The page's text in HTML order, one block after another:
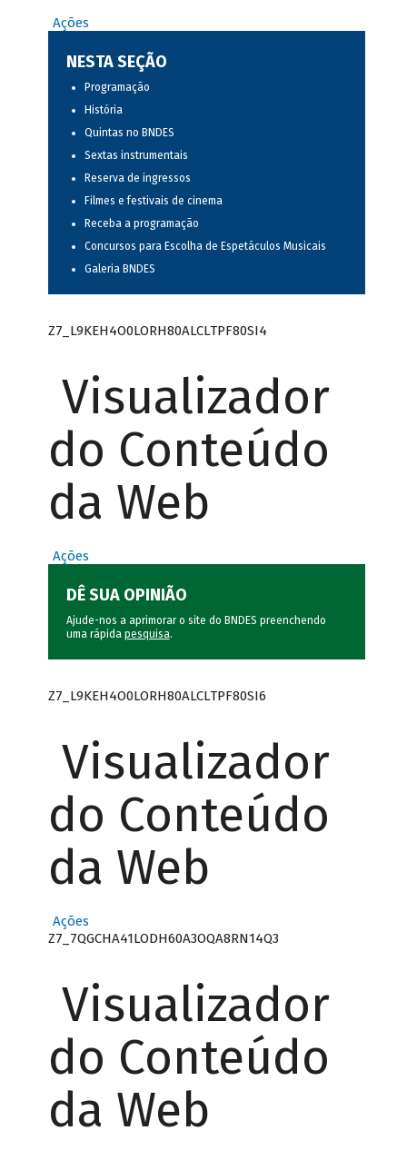
Ações
NESTA SEÇÃO
Programação
História
Quintas no BNDES
Sextas instrumentais
Reserva de ingressos
Filmes e festivais de cinema
Receba a programação
Concursos para Escolha de Espetáculos Musicais
Galeria BNDES
Z7_L9KEH4O0LORH80ALCLTPF80SI4
Visualizador
do Conteúdo
da Web
Ações
DÊ SUA OPINIÃO
Ajude-nos a aprimorar o site do BNDES preenchendo
uma rápida pesquisa.
Z7_L9KEH4O0LORH80ALCLTPF80SI6
Visualizador
do Conteúdo
da Web
Ações
Z7_7QGCHA41LODH60A3OQA8RN14Q3
Visualizador
do Conteúdo
da Web